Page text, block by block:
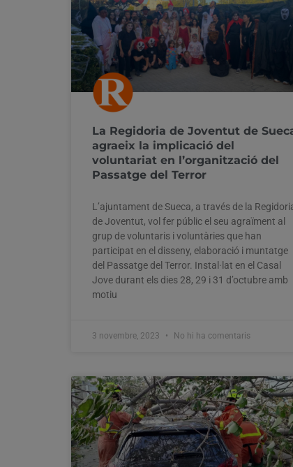
La Regidoria de Joventut de
agraeix la implicació del
voluntariat en l’organització del
Passatge del Terror
L’ajuntament de Sueca, a través de la
de Joventut, vol fer públic el seu agraïment al
grup de voluntaris i voluntàries que han
participat en el disseny, elaboració i muntatge
del Passatge del Terror. Instal·lat en el Casal
Jove durant els dies 28, 29 i 31 d’octubre amb
motiu
3 novembre, 2023 No hi ha comentaris